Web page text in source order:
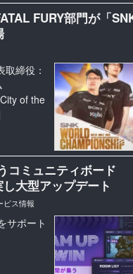
FURY部門が「
締役：
of the
ミュニティボード
大型アップデート
ビス情報
サポート